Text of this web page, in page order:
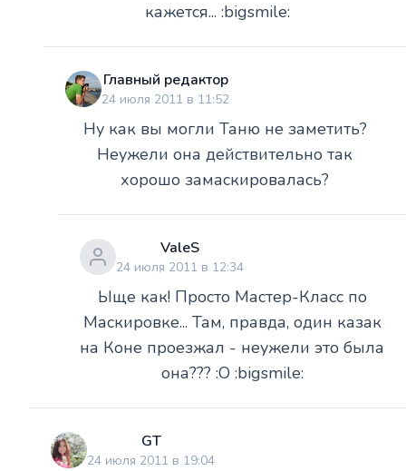
кажется... :bigsmile:
Главный редактор
24 июля 2011 в 11:52
Ну как вы могли Таню не заметить?
Неужели она действительно так
хорошо замаскировалась?
ValeS
24 июля 2011 в 12:34
Ыще как! Просто Мастер-Класс по
Маскировке... Там, правда, один казак
на Коне проезжал - неужели это была
она??? :O :bigsmile:
GT
24 июля 2011 в 19:04